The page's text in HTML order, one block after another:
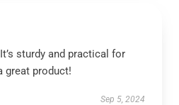
sturdy and practical for
great product!
Sep 5, 2024